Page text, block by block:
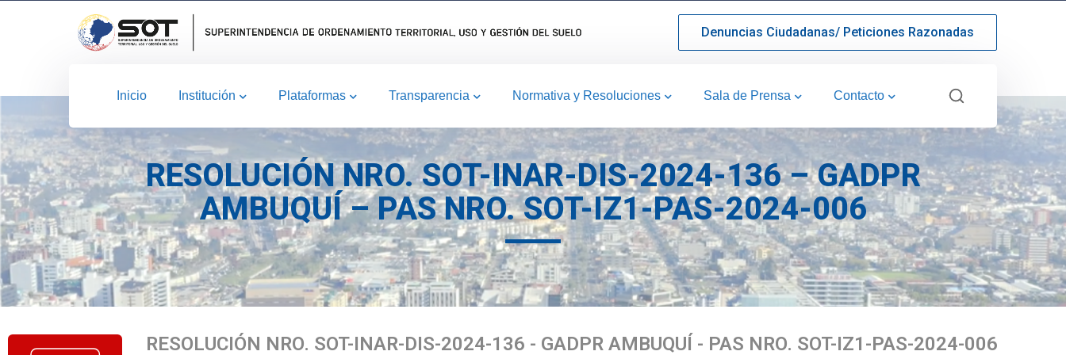
Denuncias Ciudadanas/ Peticiones Razonadas
Inicio Institución Plataformas Transparencia Normativa y Resoluciones Sala de Prensa Contacto
RESOLUCIÓN NRO. SOT-INAR-DIS-2024-136 – GADPR
AMBUQUÍ – PAS NRO. SOT-IZ1-PAS-2024-006
RESOLUCIÓN NRO. SOT-INAR-DIS-2024-136 - GADPR AMBUQUÍ - PAS NRO. SOT-IZ1-PAS-2024-006